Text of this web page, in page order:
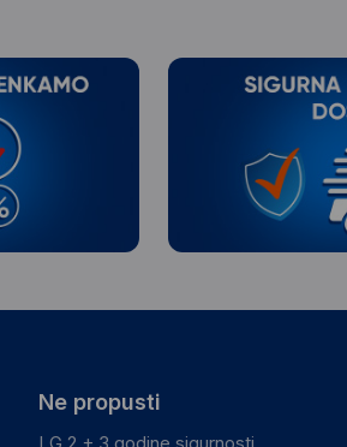
Ne propusti